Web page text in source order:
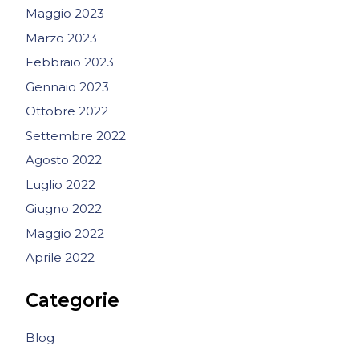
Maggio 2023
Marzo 2023
Febbraio 2023
Gennaio 2023
Ottobre 2022
Settembre 2022
Agosto 2022
Luglio 2022
Giugno 2022
Maggio 2022
Aprile 2022
Categorie
Blog